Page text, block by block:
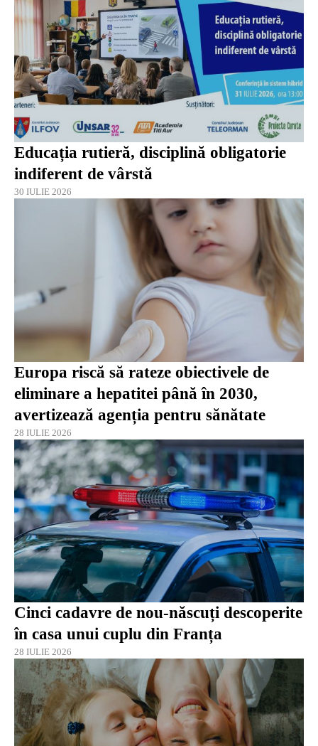
Educația rutieră, disciplină obligatorie
indiferent de vârstă
30 IULIE 2026
Europa riscă să rateze obiectivele de
eliminare a hepatitei până în 2030,
avertizează agenția pentru sănătate
28 IULIE 2026
Cinci cadavre de nou-născuți descoperite
în casa unui cuplu din Franța
28 IULIE 2026